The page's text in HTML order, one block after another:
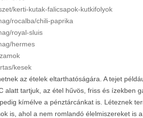
kerti-kutak-falicsapok-kutkifolyok
rocalba/chili-paprika
royal-sluis
hermes
kesek
az ételek eltarthatóságára. A tejet
alatt tartjuk, az étel hűvös, friss és ízekben
kímélve a pénztárcánkat is. Léteznek
is, ahol a nem romlandó élelmiszereket is